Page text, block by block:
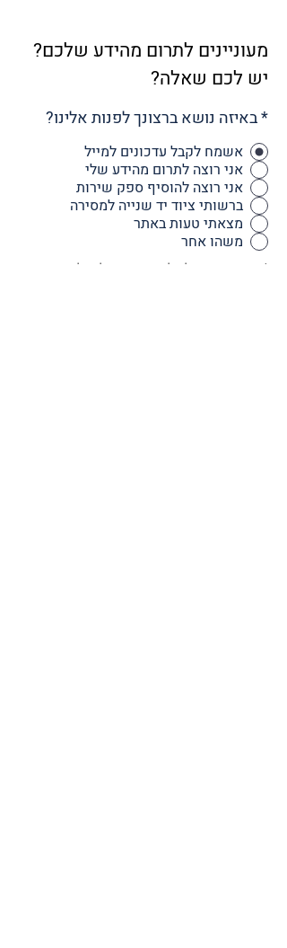
מעוניינים לתרום מהידע שלכם?
יש לכם שאלה?
* באיזה נושא ברצונך לפנות אלינו?
אשמח לקבל עדכונים למייל
אני רוצה לתרום מהידע שלי
אני רוצה להוסיף ספק שירות
ברשותי ציוד יד שנייה למסירה
מצאתי טעות באתר
משהו אחר
* אם ברצונכם לשלוח קובץ, שילחו לנו דרך